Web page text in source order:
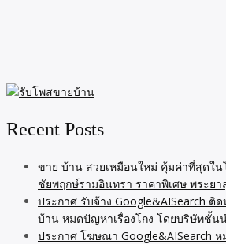
Recent Posts
ขาย บ้าน สวยเหมือนใหม่ คุ้มค่าที่สุดใน
ชัยพฤกษ์รามอินทรา ราคาพิเศษ พระยา
ประกาศ รับจ้าง Google&AISearch ติ
บ้าน หมดปัญหาเรื่องโกง โดยบริษัทชั้น
ประกาศ โฆษณา Google&AISearch